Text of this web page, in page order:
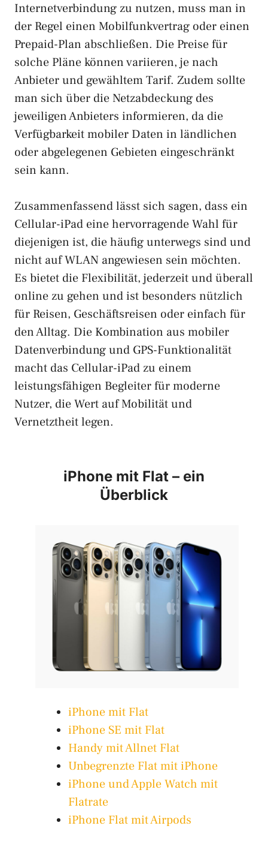
Internetverbindung zu nutzen, muss man in
der Regel einen Mobilfunkvertrag oder einen
Prepaid-Plan abschließen. Die Preise für
solche Pläne können variieren, je nach
Anbieter und gewähltem Tarif. Zudem sollte
man sich über die Netzabdeckung des
jeweiligen Anbieters informieren, da die
Verfügbarkeit mobiler Daten in ländlichen
oder abgelegenen Gebieten eingeschränkt
sein kann.
Zusammenfassend lässt sich sagen, dass ein
Cellular-iPad eine hervorragende Wahl für
diejenigen ist, die häufig unterwegs sind und
nicht auf WLAN angewiesen sein möchten.
Es bietet die Flexibilität, jederzeit und überall
online zu gehen und ist besonders nützlich
für Reisen, Geschäftsreisen oder einfach für
den Alltag. Die Kombination aus mobiler
Datenverbindung und GPS-Funktionalität
macht das Cellular-iPad zu einem
leistungsfähigen Begleiter für moderne
Nutzer, die Wert auf Mobilität und
Vernetztheit legen.
iPhone mit Flat – ein
Überblick
iPhone mit Flat
iPhone SE mit Flat
Handy mit Allnet Flat
Unbegrenzte Flat mit iPhone
iPhone und Apple Watch mit
Flatrate
iPhone Flat mit Airpods